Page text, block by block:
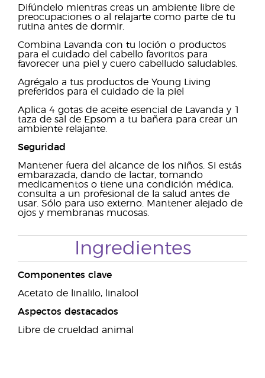
Difúndelo mientras creas un ambiente libre de
preocupaciones o al relajarte como parte de tu
rutina antes de dormir.
Combina Lavanda con tu loción o productos
para el cuidado del cabello favoritos para
favorecer una piel y cuero cabelludo saludables.
Agrégalo a tus productos de Young Living
preferidos para el cuidado de la piel
Aplica 4 gotas de aceite esencial de Lavanda y 1
taza de sal de Epsom a tu bañera para crear un
ambiente relajante.
Seguridad
Mantener fuera del alcance de los niños. Si estás
embarazada, dando de lactar, tomando
medicamentos o tiene una condición médica,
consulta a un profesional de la salud antes de
usar. Sólo para uso externo. Mantener alejado de
ojos y membranas mucosas.
Ingredientes
Componentes clave
Acetato de linalilo, linalool
Aspectos destacados
Libre de crueldad animal